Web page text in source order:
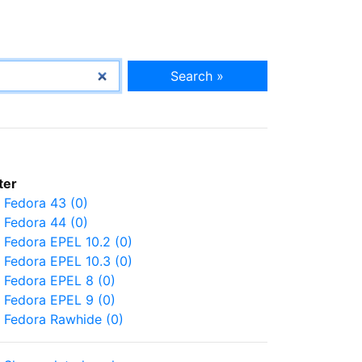
Search »
Fedora 43 (0)
Fedora 44 (0)
Fedora EPEL 10.2 (0)
Fedora EPEL 10.3 (0)
Fedora EPEL 8 (0)
Fedora EPEL 9 (0)
Fedora Rawhide (0)